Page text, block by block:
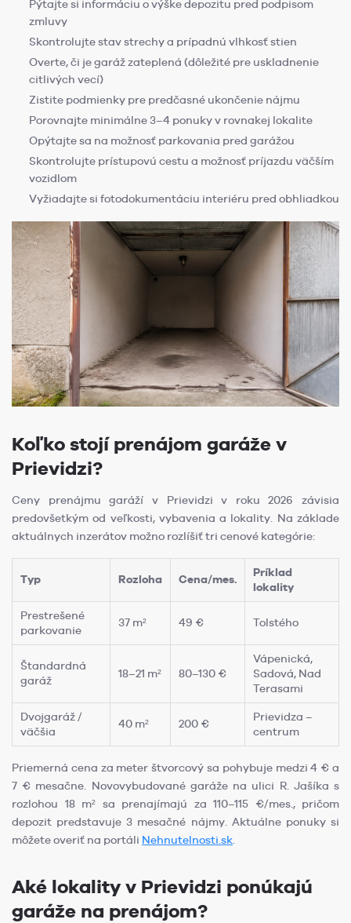
Pýtajte si informáciu o výške depozitu pred podpisom
zmluvy
Skontrolujte stav strechy a prípadnú vlhkosť stien
Overte, či je garáž zateplená (dôležité pre uskladnenie
citlivých vecí)
Zistite podmienky pre predčasné ukončenie nájmu
Porovnajte minimálne 3–4 ponuky v rovnakej lokalite
Opýtajte sa na možnosť parkovania pred garážou
Skontrolujte prístupovú cestu a možnosť príjazdu väčším
vozidlom
Vyžiadajte si fotodokumentáciu interiéru pred obhliadkou
Koľko stojí prenájom garáže v
Prievidzi?
Ceny prenájmu garáží v Prievidzi v roku 2026 závisia
predovšetkým od veľkosti, vybavenia a lokality. Na základe
aktuálnych inzerátov možno rozlíšiť tri cenové kategórie:
Typ Rozloha Cena/mes.
Príklad
lokality
Prestrešené
parkovanie
37 m² 49 € Tolstého
Štandardná
garáž
18–21 m² 80–130 €
Vápenická,
Sadová, Nad
Terasami
Dvojgaráž /
väčšia
40 m² 200 €
Prievidza –
centrum
Priemerná cena za meter štvorcový sa pohybuje medzi 4 € a
7 € mesačne. Novovybudované garáže na ulici R. Jašíka s
rozlohou 18 m² sa prenajímajú za 110–115 €/mes., pričom
depozit predstavuje 3 mesačné nájmy. Aktuálne ponuky si
môžete overiť na portáli Nehnutelnosti.sk
Aké lokality v Prievidzi ponúkajú
garáže na prenájom?